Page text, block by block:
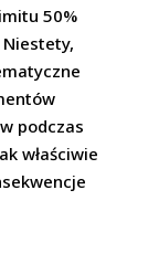
50%
podczas
właściwie